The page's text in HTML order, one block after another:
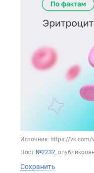
Источник: https://vk.com/
Пост №2232, опубликован
Сохранить